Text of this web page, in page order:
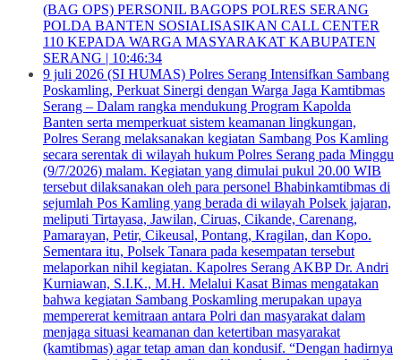
(BAG OPS) PERSONIL BAGOPS POLRES SERANG
POLDA BANTEN SOSIALISASIKAN CALL CENTER
110 KEPADA WARGA MASYARAKAT KABUPATEN
SERANG | 10:46:34
9 juli 2026 (SI HUMAS) Polres Serang Intensifkan Sambang
Poskamling, Perkuat Sinergi dengan Warga Jaga Kamtibmas
Serang – Dalam rangka mendukung Program Kapolda
Banten serta memperkuat sistem keamanan lingkungan,
Polres Serang melaksanakan kegiatan Sambang Pos Kamling
secara serentak di wilayah hukum Polres Serang pada Minggu
(9/7/2026) malam. Kegiatan yang dimulai pukul 20.00 WIB
tersebut dilaksanakan oleh para personel Bhabinkamtibmas di
sejumlah Pos Kamling yang berada di wilayah Polsek jajaran,
meliputi Tirtayasa, Jawilan, Ciruas, Cikande, Carenang,
Pamarayan, Petir, Cikeusal, Pontang, Kragilan, dan Kopo.
Sementara itu, Polsek Tanara pada kesempatan tersebut
melaporkan nihil kegiatan. Kapolres Serang AKBP Dr. Andri
Kurniawan, S.I.K., M.H. Melalui Kasat Bimas mengatakan
bahwa kegiatan Sambang Poskamling merupakan upaya
mempererat kemitraan antara Polri dan masyarakat dalam
menjaga situasi keamanan dan ketertiban masyarakat
(kamtibmas) agar tetap aman dan kondusif. “Dengan hadirnya